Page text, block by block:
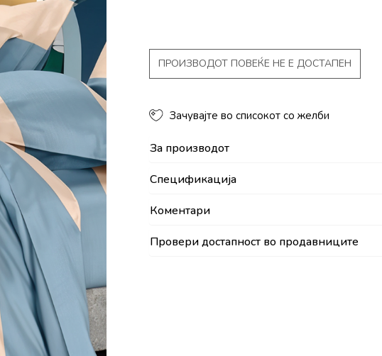
ПРОИЗВОДОТ ПОВЕЌЕ НЕ Е ДОСТАПЕН
Зачувајте во списокот со желби
За производот
Спецификација
Коментари
Провери достапност во продавниците